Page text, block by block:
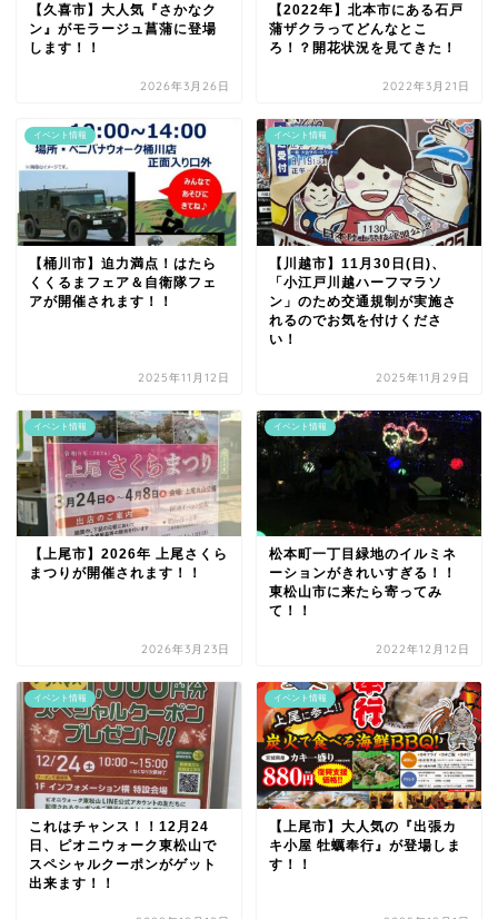
【久喜市】大人気『さかなク
ン』がモラージュ菖蒲に登場
します！！
2026年3月26日
【2022年】北本市にある石戸
蒲ザクラってどんなとこ
ろ！？開花状況を見てきた！
2022年3月21日
イベント情報
【桶川市】迫力満点！はたら
くくるまフェア＆自衛隊フェ
アが開催されます！！
2025年11月12日
イベント情報
【川越市】11月30日(日)、
「小江戸川越ハーフマラソ
ン」のため交通規制が実施さ
れるのでお気を付けくださ
い！
2025年11月29日
イベント情報
【上尾市】2026年 上尾さくら
まつりが開催されます！！
2026年3月23日
イベント情報
松本町一丁目緑地のイルミネ
ーションがきれいすぎる！！
東松山市に来たら寄ってみ
て！！
2022年12月12日
イベント情報
これはチャンス！！12月24
日、ピオニウォーク東松山で
スペシャルクーポンがゲット
出来ます！！
イベント情報
【上尾市】大人気の『出張カ
キ小屋 牡蠣奉行』が登場しま
す！！